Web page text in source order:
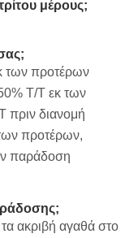
μέρους;
των προτέρων
T/T εκ των
πριν διανομή
προτέρων,
παράδοση
τα ακριβή αγαθά στο